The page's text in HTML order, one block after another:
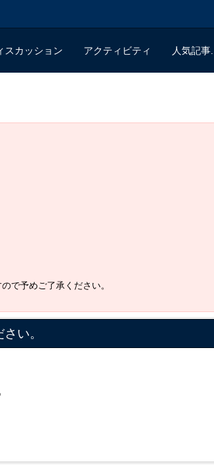
スカッション アクティビティ 人気記事...
で予めご了承ください。
い。